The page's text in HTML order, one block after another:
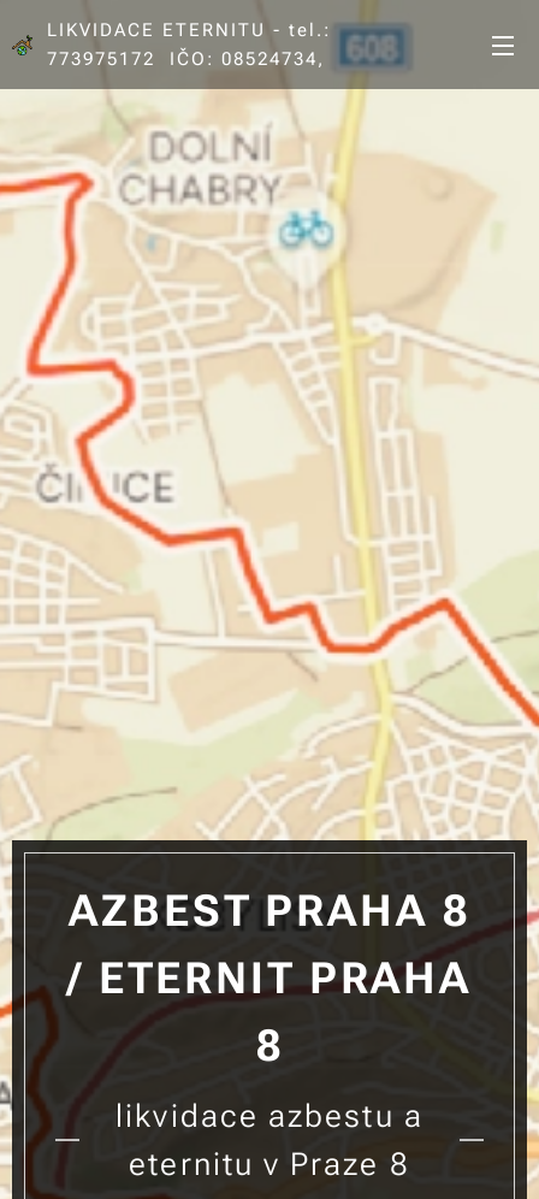
LIKVIDACE ETERNITU - tel.:
773975172 IČO: 08524734,
DIČ: CZ8202220895
AZBEST PRAHA 8
/ ETERNIT PRAHA
8
likvidace azbestu a
eternitu v Praze 8